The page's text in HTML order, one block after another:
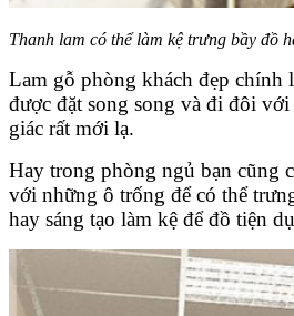
Thanh lam có thể làm kệ trưng bầy đồ
Lam gỗ phòng khách đẹp chính
được đặt song song và đi đôi với
giác rất mới lạ.
Hay trong phòng ngủ bạn cũng
với những ô trống để có thể
hay sáng tạo làm kệ để đồ tiện